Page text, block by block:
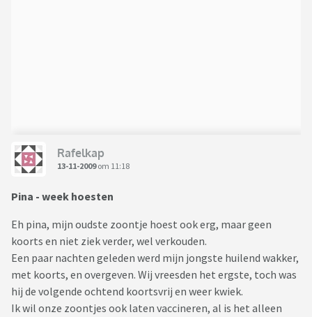
Rafelkap
13-11-2009om 11:18
Pina - week hoesten
Eh pina, mijn oudste zoontje hoest ook erg, maar geen
koorts en niet ziek verder, wel verkouden.
Een paar nachten geleden werd mijn jongste huilend wakker,
met koorts, en overgeven. Wij vreesden het ergste, toch was
hij de volgende ochtend koortsvrij en weer kwiek.
Ik wil onze zoontjes ook laten vaccineren, al is het alleen